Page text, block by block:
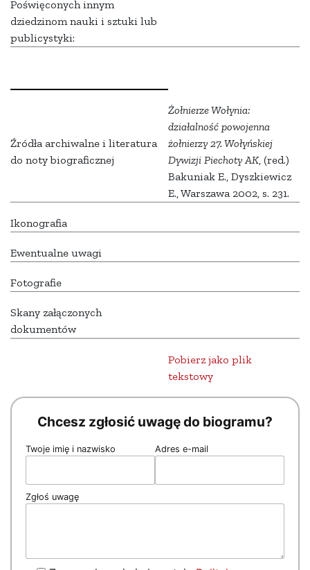
Poświęconych innym
dziedzinom nauki i sztuki lub
publicystyki:
Źródła archiwalne i literatura
do noty biograficznej
Żołnierze Wołynia:
działalność powojenna
żołnierzy 27. Wołyńskiej
Dywizji Piechoty AK, (red.)
Bakuniak E., Dyszkiewicz
E., Warszawa 2002, s. 231.
Ikonografia
Ewentualne uwagi
Fotografie
Skany załączonych
dokumentów
Pobierz jako plik
tekstowy
Chcesz zgłosić uwagę do biogramu?
Twoje imię i nazwisko Adres e-mail
Zgłoś uwagę